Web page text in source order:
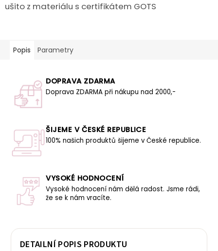
ušito z materiálu s certifikátem GOTS
Popis Parametry
DOPRAVA ZDARMA
Doprava ZDARMA při nákupu nad 2000,-
ŠIJEME V ČESKÉ REPUBLICE
100% našich produktů šijeme v České republice.
VYSOKÉ HODNOCENÍ
Vysoké hodnocení nám dělá radost. Jsme rádi,
že se k nám vracíte.
DETAILNÍ POPIS PRODUKTU